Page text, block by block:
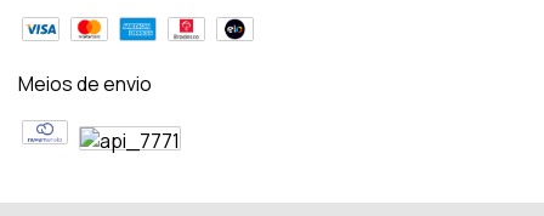
Meios de envio